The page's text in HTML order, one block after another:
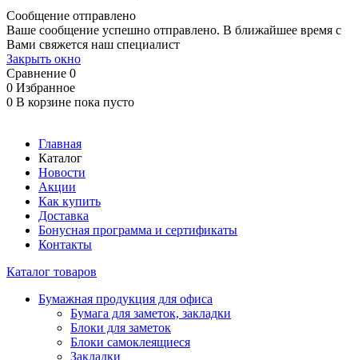
Сообщение отправлено
Ваше сообщение успешно отправлено. В ближайшее время с
Вами свяжется наш специалист
Закрыть окно
Сравнение 0
0 Избранное
0 В корзине пока пусто
Главная
Каталог
Новости
Акции
Как купить
Доставка
Бонусная программа и сертификаты
Контакты
Каталог товаров
Бумажная продукция для офиса
Бумага для заметок, закладки
Блоки для заметок
Блоки самоклеящиеся
Закладки